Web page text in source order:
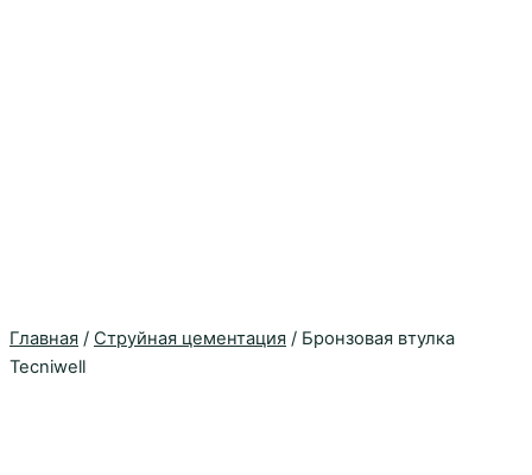
Главная / Струйная цементация / Бронзовая втулка
Tecniwell